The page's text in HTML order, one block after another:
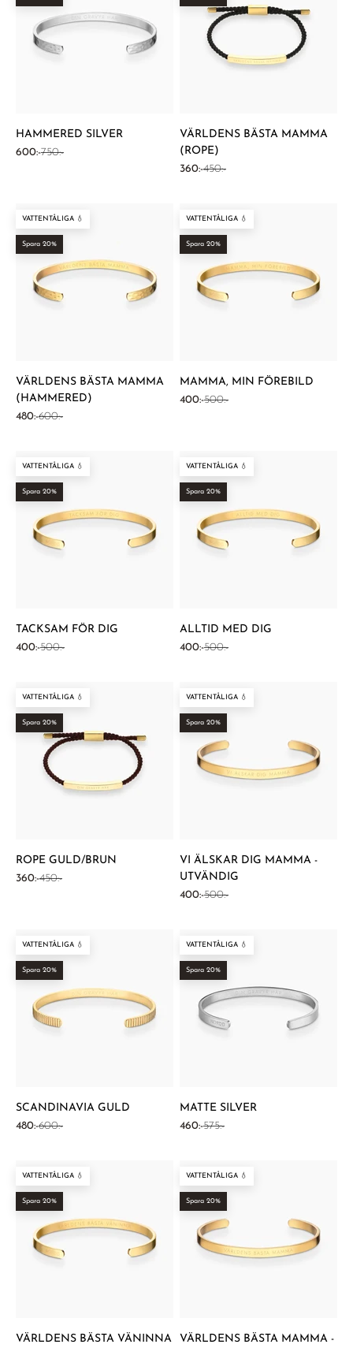
¡
HAMMERED SILVER
REA-pris
600:-Pris
750:-
VÄRLDENS BÄSTA MAMMA
(ROPE)
REA-pris
360:-Pris
450:-
VATTENTÅLIGA 💧
Spara 20%
VÄRLDENS BÄSTA MAMMA
(HAMMERED)
REA-pris
480:-Pris
600:-
VATTENTÅLIGA 💧
Spara 20%
MAMMA, MIN FÖREBILD
REA-pris
400:-Pris
500:-
VATTENTÅLIGA 💧
Spara 20%
TACKSAM FÖR DIG
REA-pris
400:-Pris
500:-
VATTENTÅLIGA 💧
Spara 20%
ALLTID MED DIG
REA-pris
400:-Pris
500:-
VATTENTÅLIGA 💧
Spara 20%
ROPE GULD/BRUN
REA-pris
360:-Pris
450:-
VATTENTÅLIGA 💧
Spara 20%
VI ÄLSKAR DIG MAMMA -
UTVÄNDIG
REA-pris
400:-Pris
500:-
VATTENTÅLIGA 💧
Spara 20%
SCANDINAVIA GULD
REA-pris
480:-Pris
600:-
VATTENTÅLIGA 💧
Spara 20%
MATTE SILVER
REA-pris
460:-Pris
575:-
VATTENTÅLIGA 💧
Spara 20%
VÄRLDENS BÄSTA VÄNINNA
VATTENTÅLIGA 💧
Spara 20%
VÄRLDENS BÄSTA MAMMA -